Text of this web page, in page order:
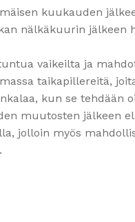
kuukauden
nälkäkuurin jälkeen
vaikeilta ja
taikapillereitä,
kun se tehdään
muutosten jälkeen
jolloin myös